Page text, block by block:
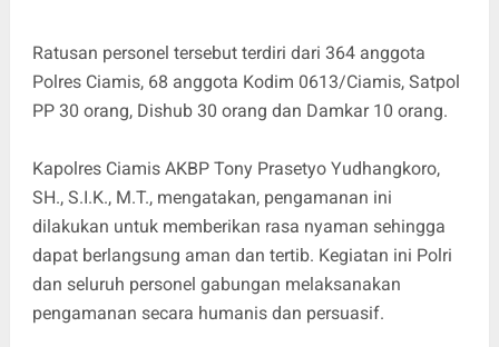
Ratusan personel tersebut terdiri dari 364 anggota
Polres Ciamis, 68 anggota Kodim 0613/Ciamis, Satpol
PP 30 orang, Dishub 30 orang dan Damkar 10 orang.
Kapolres Ciamis AKBP Tony Prasetyo Yudhangkoro,
SH., S.I.K., M.T., mengatakan, pengamanan ini
dilakukan untuk memberikan rasa nyaman sehingga
dapat berlangsung aman dan tertib. Kegiatan ini Polri
dan seluruh personel gabungan melaksanakan
pengamanan secara humanis dan persuasif.